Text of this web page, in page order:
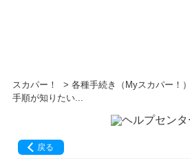
スカパー！ > 各種手続き（Myスカパー！）
手順が知りたい...
戻る